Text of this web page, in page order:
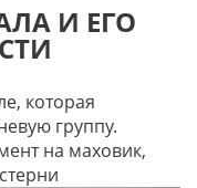
И ЕГО
которая
группу.
на маховик,